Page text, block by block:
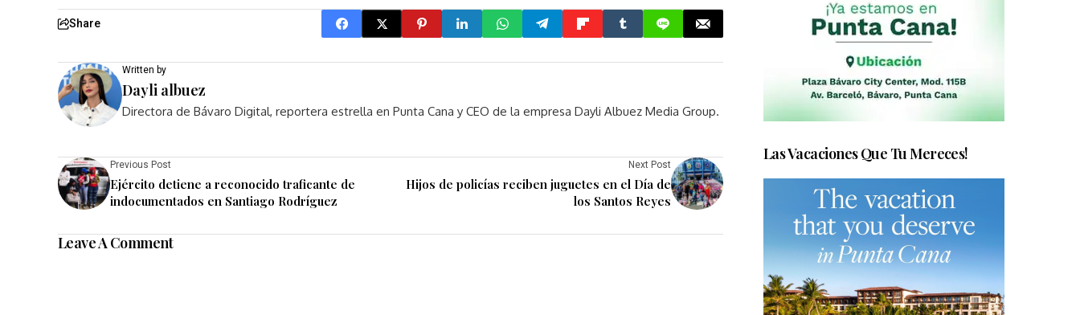
Share
Written by
Dayli albuez
Directora de Bávaro Digital, reportera estrella en Punta Cana y CEO de la empresa Dayli Albuez Media Group.
Previous Post
Ejército detiene a reconocido traficante de
indocumentados en Santiago Rodríguez
Next Post
Hijos de policías reciben juguetes en el Día de
los Santos Reyes
Leave A Comment
Las Vacaciones Que Tu Mereces!